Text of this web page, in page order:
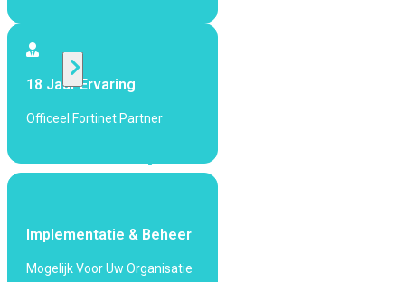
Alle
Access
Generatie
Wi-
18 Jaar Ervaring
Officeel Fortinet Partner
Implementatie & Beheer
Mogelijk Voor Uw Organisatie